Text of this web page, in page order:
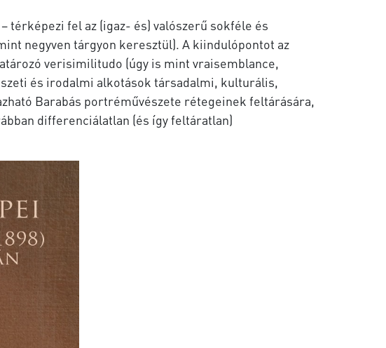
térképezi fel az (igaz- és) valószerű sokféle és
negyven tárgyon keresztül). A kiindulópontot az
verisimilitudo (úgy is mint vraisemblance,
és irodalmi alkotások társadalmi, kulturális,
Barabás portréművészete rétegeinek feltárására,
differenciálatlan (és így feltáratlan)